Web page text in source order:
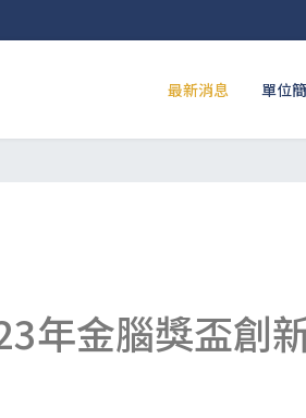
最新消息 單位
金腦獎盃創